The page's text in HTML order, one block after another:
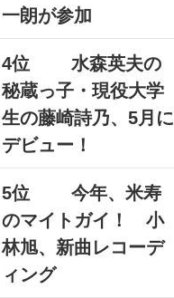
一朗が参加
4位
水森英夫の
秘蔵っ子・現役大学
生の藤崎詩乃、5月に
デビュー！
5位
今年、米寿
のマイトガイ！ 小
林旭、新曲レコーデ
ィング